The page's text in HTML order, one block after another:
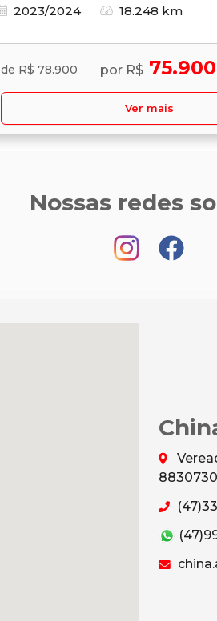
2023/2024
18.248 km
de R$ 78.900 por R$ 75.900
Ver mais
Nossas redes